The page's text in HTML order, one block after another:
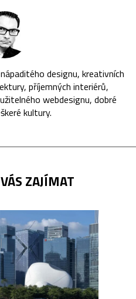
designu, kreativních
příjemných interiérů,
webdesignu, dobré
kultury.
ZAJÍMAT